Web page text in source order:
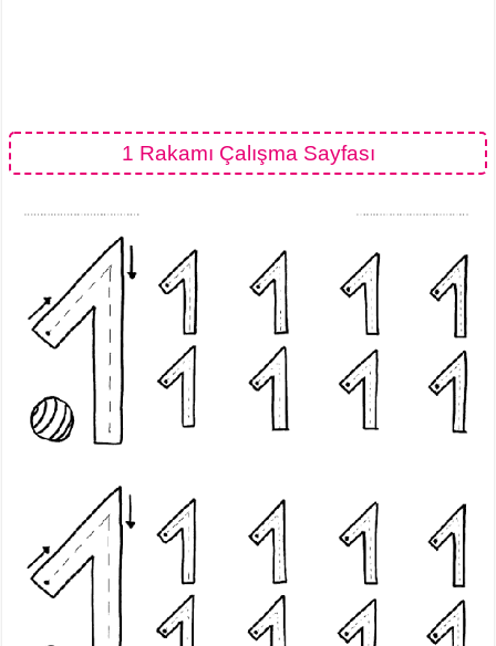
1 Rakamı Çalışma Sayfası